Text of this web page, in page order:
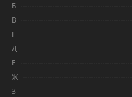
Б
В
Г
Д
Е
Ж
З